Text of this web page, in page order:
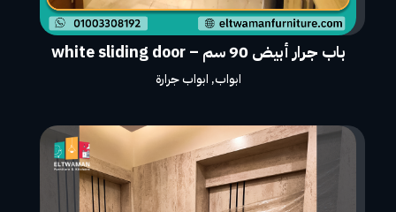
باب جرار أبيض 90 سم – white sliding door
ابواب, ابواب جرارة